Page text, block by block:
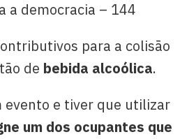
a democracia – 144
para a colisão
de bebida alcoólica.
evento e tiver que utilizar
um dos ocupantes que